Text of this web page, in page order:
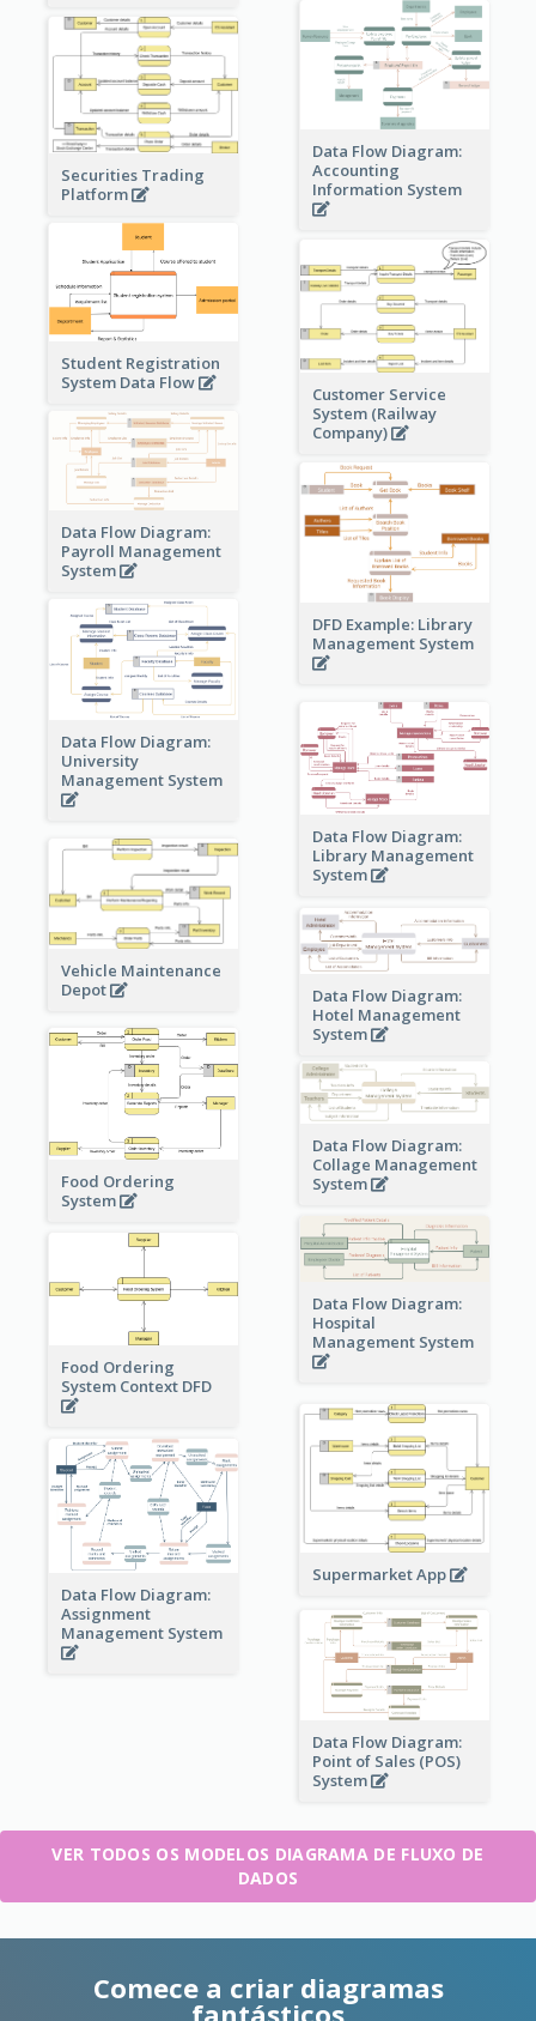
Data Flow Diagram:
Accounting
Information System
Securities Trading
Platform
Student Registration
System Data Flow
Customer Service
System (Railway
Company)
Data Flow Diagram:
Payroll Management
System
DFD Example: Library
Management System
Data Flow Diagram:
University
Management System
Data Flow Diagram:
Library Management
System
Vehicle Maintenance
Depot
Data Flow Diagram:
Hotel Management
System
Food Ordering
System
Data Flow Diagram:
Collage Management
System
Data Flow Diagram:
Hospital
Management System
Food Ordering
System Context DFD
Supermarket App
Data Flow Diagram:
Assignment
Management System
Data Flow Diagram:
Point of Sales (POS)
System
VER TODOS OS MODELOS DIAGRAMA DE FLUXO DE
DADOS
Comece a criar diagramas
fantásticos